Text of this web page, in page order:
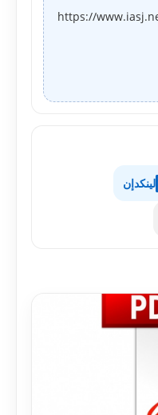
https://
لينكدإن